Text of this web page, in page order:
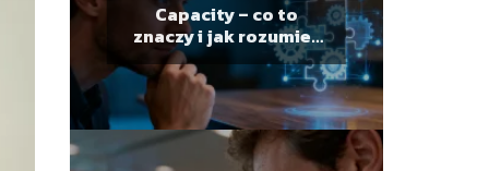
Capacity – co to
znaczy i jak rozumieć
to pojęcie?